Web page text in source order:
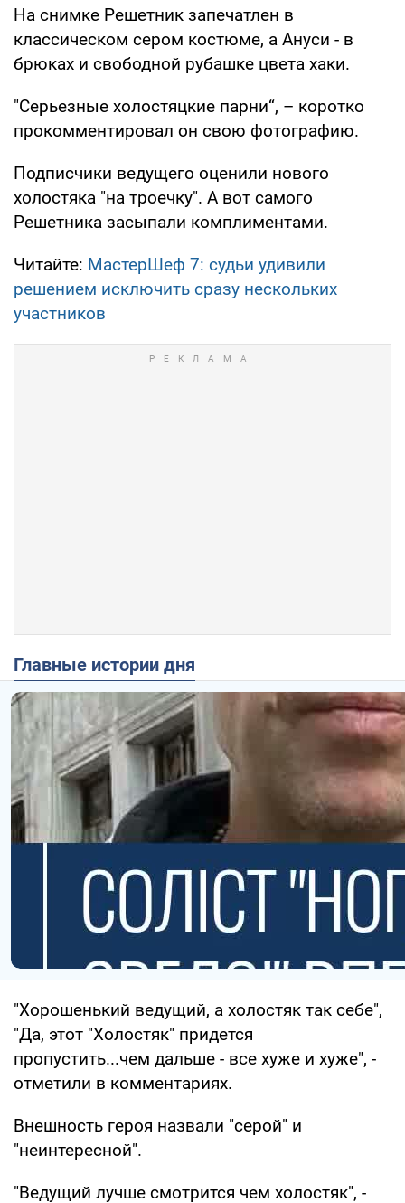
На снимке Решетник запечатлен в
классическом сером костюме, а Ануси - в
брюках и свободной рубашке цвета хаки.
"Серьезные холостяцкие парни“, – коротко
прокомментировал он свою фотографию.
Подписчики ведущего оценили нового
холостяка "на троечку". А вот самого
Решетника засыпали комплиментами.
Читайте: МастерШеф 7: судьи удивили
решением исключить сразу нескольких
участников
Главные истории дня
"Хорошенький ведущий, а холостяк так себе",
"Да, этот "Холостяк" придется
пропустить...чем дальше - все хуже и хуже", -
отметили в комментариях.
Внешность героя назвали "серой" и
"неинтересной".
"Ведущий лучше смотрится чем холостяк", -